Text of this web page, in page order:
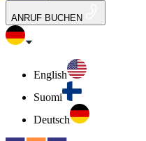
ANRUF BUCHEN
English
Suomi
Deutsch